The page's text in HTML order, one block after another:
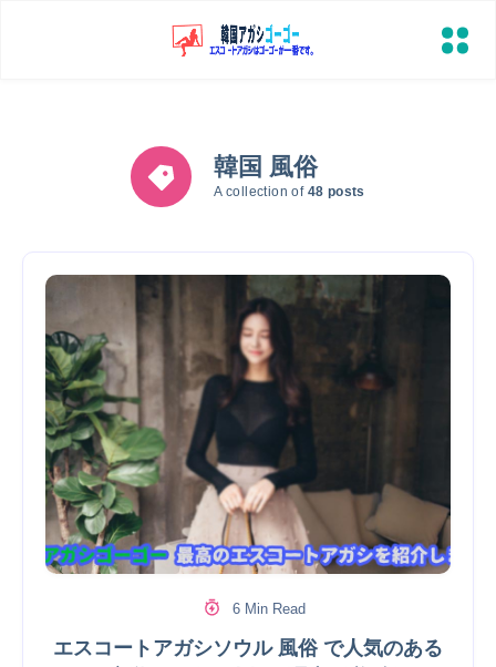
韓国 風俗
A collection of 48 posts
6 Min Read
エスコートアガシソウル 風俗 で人気のある